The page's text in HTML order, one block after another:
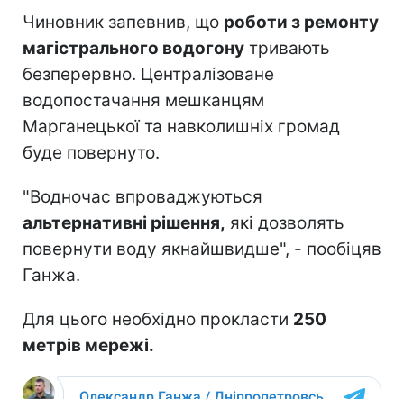
Чиновник запевнив, що роботи з ремонту
магістрального водогону тривають
безперервно. Централізоване
водопостачання мешканцям
Марганецької та навколишніх громад
буде повернуто.
"Водночас впроваджуються
альтернативні рішення, які дозволять
повернути воду якнайшвидше", - пообіцяв
Ганжа.
Для цього необхідно прокласти 250
метрів мережі.